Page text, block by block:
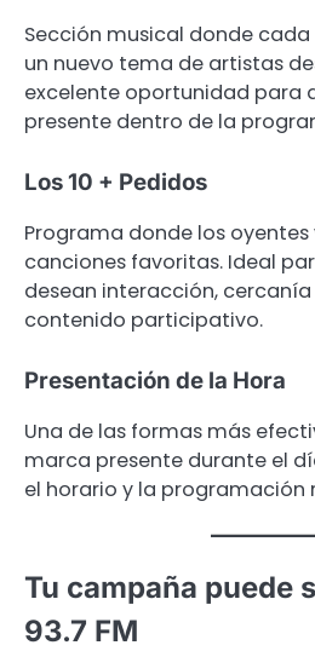
Sección musical donde
un nuevo tema de artistas
excelente oportunidad para
presente dentro de la
Los 10 + Pedidos
Programa donde los
canciones favoritas. Ideal
desean interacción, cercanía
contenido participativo.
Presentación de la Hora
Una de las formas más
marca presente durante el
el horario y la programación
Tu campaña puede
93.7 FM